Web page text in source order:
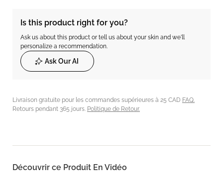
Is this product right for you?
Ask us about this product or tell us about your skin and we'll
personalize a recommendation.
Ask Our AI
Livraison gratuite pour les commandes supérieures à 25 CAD FAQ.
Retours pendant 365 jours. Politique de Retour.
Découvrir ce Produit En Vidéo